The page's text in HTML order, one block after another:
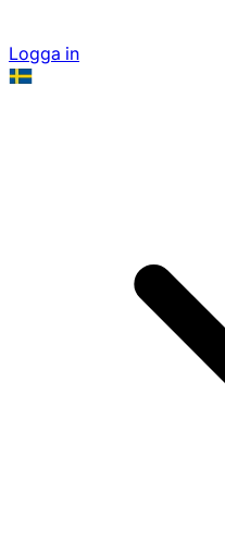
Logga in